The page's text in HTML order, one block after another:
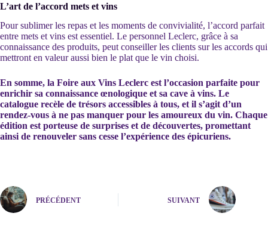
L’art de l’accord mets et vins
Pour sublimer les repas et les moments de convivialité, l’accord parfait
entre mets et vins est essentiel. Le personnel Leclerc, grâce à sa
connaissance des produits, peut conseiller les clients sur les accords qui
mettront en valeur aussi bien le plat que le vin choisi.
En somme, la Foire aux Vins Leclerc est l’occasion parfaite pour
enrichir sa connaissance œnologique et sa cave à vins. Le
catalogue recèle de trésors accessibles à tous, et il s’agit d’un
rendez-vous à ne pas manquer pour les amoureux du vin. Chaque
édition est porteuse de surprises et de découvertes, promettant
ainsi de renouveler sans cesse l’expérience des épicuriens.
PRÉCÉDENT SUIVANT